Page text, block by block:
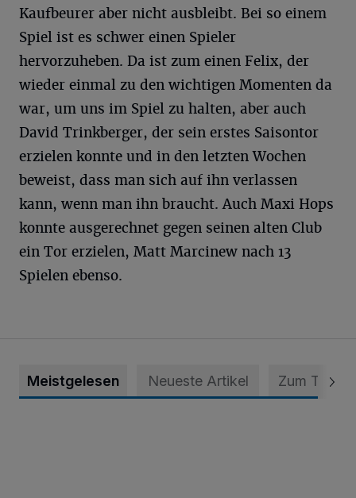
Kaufbeurer aber nicht ausbleibt. Bei so einem
Spiel ist es schwer einen Spieler
hervorzuheben. Da ist zum einen Felix, der
wieder einmal zu den wichtigen Momenten da
war, um uns im Spiel zu halten, aber auch
David Trinkberger, der sein erstes Saisontor
erzielen konnte und in den letzten Wochen
beweist, dass man sich auf ihn verlassen
kann, wenn man ihn braucht. Auch Maxi Hops
konnte ausgerechnet gegen seinen alten Club
ein Tor erzielen, Matt Marcinew nach 13
Spielen ebenso.
Meistgelesen Neueste Artikel Zum Thema